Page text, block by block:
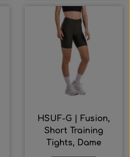
HSUF-G | Fusion,
Short Training
Tights, Dame